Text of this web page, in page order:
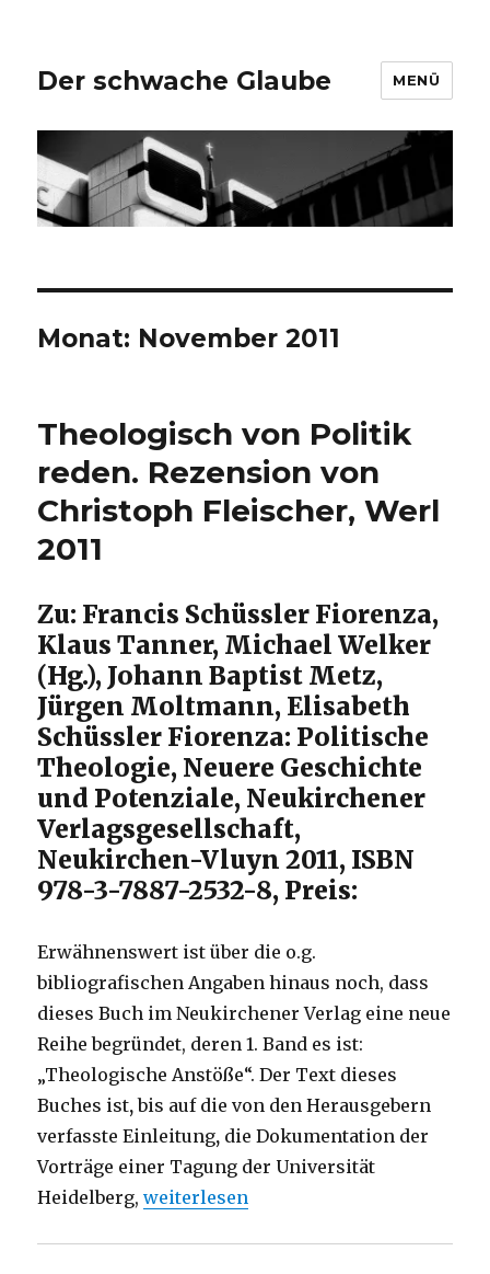
Der schwache Glaube MENÜ
Monat: November 2011
Theologisch von Politik
reden. Rezension von
Christoph Fleischer, Werl
2011
Zu: Francis Schüssler Fiorenza,
Klaus Tanner, Michael Welker
(Hg.), Johann Baptist Metz,
Jürgen Moltmann, Elisabeth
Schüssler Fiorenza: Politische
Theologie, Neuere Geschichte
und Potenziale, Neukirchener
Verlagsgesellschaft,
Neukirchen-Vluyn 2011, ISBN
978-3-7887-2532-8, Preis:
Erwähnenswert ist über die o.g.
bibliografischen Angaben hinaus noch, dass
dieses Buch im Neukirchener Verlag eine neue
Reihe begründet, deren 1. Band es ist:
„Theologische Anstöße“. Der Text dieses
Buches ist,bis auf die von den Herausgebern
verfasste Einleitung, die Dokumentation der
Vorträge einer Tagung der Universität
Heidelberg,„Theologisch von Politik reden.
weiterlesen